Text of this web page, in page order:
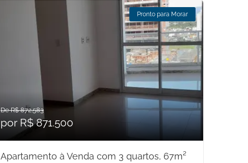
Pronto para Morar
De R$ 872.583
por R$ 871.500
Apartamento à Venda com 3 quartos, 67m²